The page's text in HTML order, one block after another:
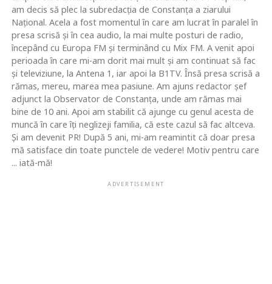
am decis să plec la subredacţia de Constanţa a ziarului
Naţional. Acela a fost momentul în care am lucrat în paralel în
presa scrisă şi în cea audio, la mai multe posturi de radio,
începând cu Europa FM şi terminând cu Mix FM. A venit apoi
perioada în care mi-am dorit mai mult şi am continuat să fac
şi televiziune, la Antena 1, iar apoi la B1TV. Însă presa scrisă a
rămas, mereu, marea mea pasiune. Am ajuns redactor şef
adjunct la Observator de Constanţa, unde am rămas mai
bine de 10 ani. Apoi am stabilit că ajunge cu genul acesta de
muncă în care îţi neglizeji familia, că este cazul să fac altceva.
Şi am devenit PR! După 5 ani, mi-am reamintit că doar presa
mă satisface din toate punctele de vedere! Motiv pentru care
... iată-mă!
ADVERTISEMENT